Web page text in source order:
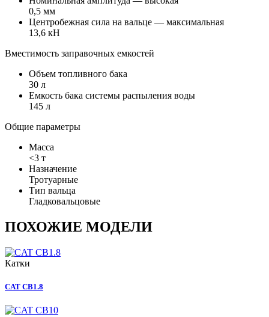
0,5 мм
Центробежная сила на вальце — максимальная
13,6 кН
Вместимость заправочных емкостей
Объем топливного бака
30 л
Емкость бака системы распыления воды
145 л
Общие параметры
Масса
<3 т
Назначение
Тротуарные
Тип вальца
Гладковальцовые
ПОХОЖИЕ МОДЕЛИ
Катки
CAT CB1.8